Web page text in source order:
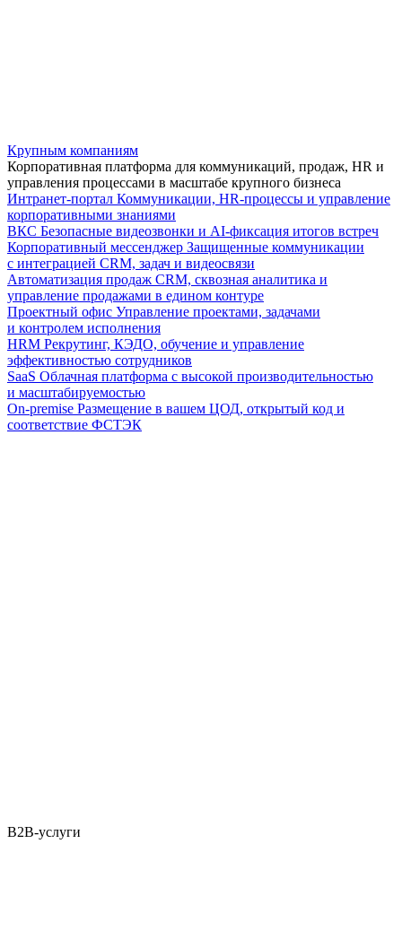
Крупным компаниям
Корпоративная платформа для коммуникаций, продаж, HR и
управления процессами в масштабе крупного бизнеса
Интранет-портал Коммуникации, HR-процессы и управление
корпоративными знаниями
ВКС Безопасные видеозвонки и AI-фиксация итогов встреч
Корпоративный мессенджер Защищенные коммуникации
с интеграцией CRM, задач и видеосвязи
Автоматизация продаж CRM, сквозная аналитика и
управление продажами в едином контуре
Проектный офис Управление проектами, задачами
и контролем исполнения
HRM Рекрутинг, КЭДО, обучение и управление
эффективностью сотрудников
SaaS Облачная платформа с высокой производительностью
и масштабируемостью
On-premise Размещение в вашем ЦОД, открытый код и
соответствие ФСТЭК
B2B-услуги